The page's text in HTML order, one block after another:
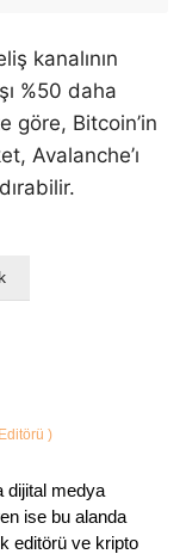
kanalının
%50 daha
göre, Bitcoin’in
Avalanche’ı
)
dijital medya
ise bu alanda
editörü ve kripto